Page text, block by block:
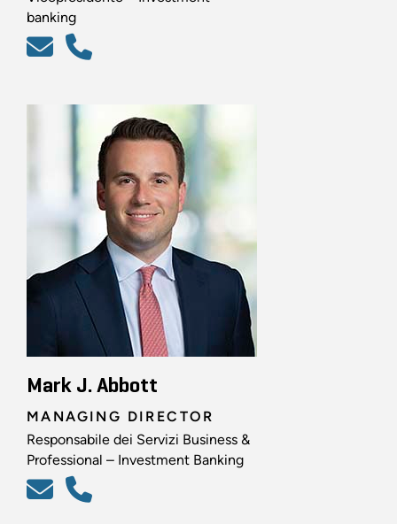
banking
Mark J. Abbott
MANAGING DIRECTOR
Responsabile dei Servizi Business &
Professional – Investment Banking